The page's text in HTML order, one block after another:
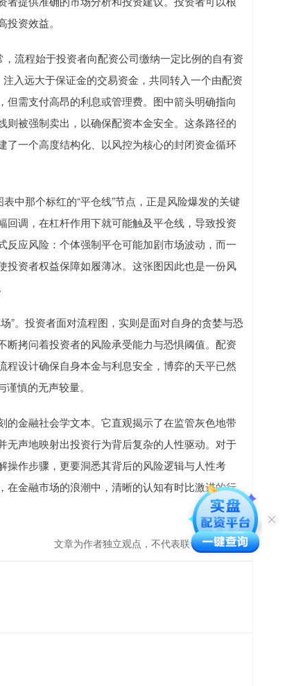
资效益。
流程始于投资者向配资公司缴纳一定比例的自有资
入远大于保证金的交易资金，共同转入一个由配资
需支付高昂的利息或管理费。图中箭头明确指向
被强制卖出，以确保配资本金安全。这条路径的
一个高度结构化、以风控为核心的封闭资金循环
中那个标红的“平仓线”节点，正是风险爆发的关键
调，在杠杆作用下就可能触及平仓线，导致投资
反应风险：个体强制平仓可能加剧市场波动，而一
资者权益保障如履薄冰。这张图因此也是一份风
”。投资者面对流程图，实则是面对自身的贪婪与恐
拷问着投资者的风险承受能力与恐惧阈值。配资
设计确保自身本金与利息安全，博弈的天平已然
慎的无声较量。
金融社会学文本。它直观揭示了在监管灰色地带
声地映射出投资行为背后复杂的人性驱动。对于
作步骤，更要洞悉其背后的风险逻辑与人性考
金融市场的浪潮中，清晰的认知有时比激进的行
文章为作者独立观点，不代表联华证券观点